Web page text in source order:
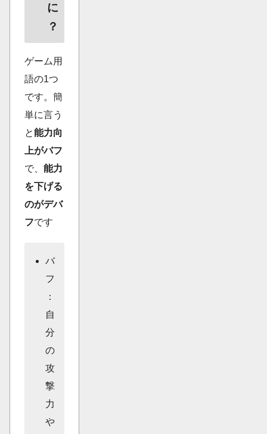
に
？
ゲーム用
語の1つ
です。簡
単に言う
と能力向
上がバフ
で、 能力
を下げる
のがデバ
フです
バ
フ
：
自
分
の
攻
撃
力
や